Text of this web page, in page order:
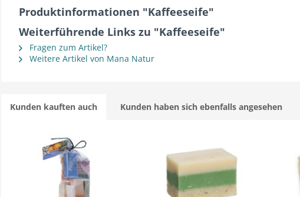
Produktinformationen "Kaffeeseife"
Weiterführende Links zu "Kaffeeseife"
Fragen zum Artikel?
Weitere Artikel von Mana Natur
Kunden kauften auch Kunden haben sich ebenfalls angesehen